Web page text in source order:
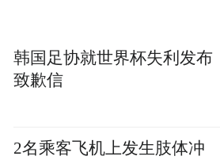
韩国足协就世界杯失利发布
致歉信
2名乘客飞机上发生肢体冲